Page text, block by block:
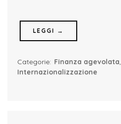
LEGGI →
Categorie: Finanza agevolata,
Internazionalizzazione